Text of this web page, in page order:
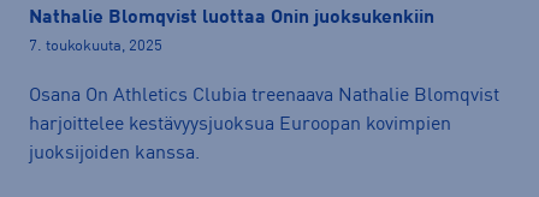
Nathalie Blomqvist luottaa Onin juoksukenkiin
7. toukokuuta, 2025
Osana On Athletics Clubia treenaava Nathalie Blomqvist
harjoittelee kestävyysjuoksua Euroopan kovimpien
juoksijoiden kanssa.